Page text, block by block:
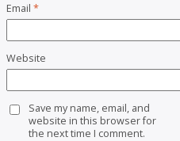
Email *
Website
Save my name, email, and
website in this browser for
the next time I comment.